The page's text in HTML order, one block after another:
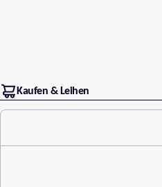
Kaufen & Leihen